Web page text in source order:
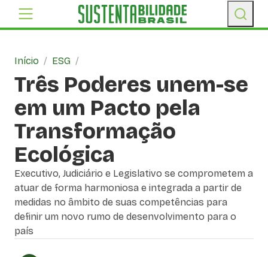
Início / ESG /
Três Poderes unem-se
em um Pacto pela
Transformação
Ecológica
Executivo, Judiciário e Legislativo se comprometem a
atuar de forma harmoniosa e integrada a partir de
medidas no âmbito de suas competências para
definir um novo rumo de desenvolvimento para o
país